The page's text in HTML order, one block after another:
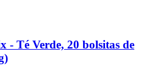
-​ Té Verde, 20 bolsitas de